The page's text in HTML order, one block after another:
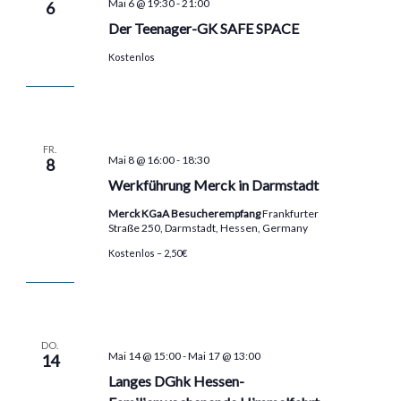
6
Der Teenager-GK SAFE SPACE
Mai 6 @ 19:30-21:00
Kostenlos
FR.
8
Werkführung Merck in Darmstadt
Mai 8 @ 16:00- 18:30
Merck KGaA BesucherempfangFrankfurter
Straße 250, Darmstadt, Hessen, Germany
Kostenlos – 2,50€
DO.
14
Langes DGhk Hessen-
Mai 14 @ 15:00-Mai 17 @ 13:00